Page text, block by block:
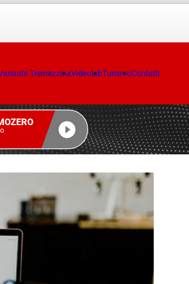
TremezzinaVideolabTurismoContatti